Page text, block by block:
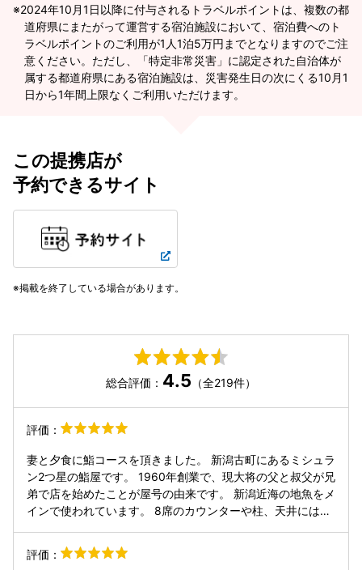
2024年10月1日以降に付与されるトラベルポイントは、複数の都
道府県にまたがって運営する宿泊施設において、宿泊費へのト
ラベルポイントのご利用が1人1泊5万円までとなりますのでご注
意ください。ただし、「特定非常災害」に認定された自治体が
属する都道府県にある宿泊施設は、災害発生日の次にくる10月1
日から1年間上限なくご利用いただけます。
この提携店が
予約できるサイト
掲載を終了している場合があります。
総合評価： 4.5 （全219件）
評価：
妻と夕食に鮨コースを頂きました。 新潟古町にあるミシュラ
ン2つ星の鮨屋です。 1960年創業で、現大将の父と叔父が兄
弟で店を始めたことが屋号の由来です。 新潟近海の地魚をメ
インで使われています。 8席のカウンターや柱、天井には白
内装でした。 提供されているコースは、 「おまかせ
@25,000円(税サ込)」 一本です。 そして以下の料理を頂き
評価：